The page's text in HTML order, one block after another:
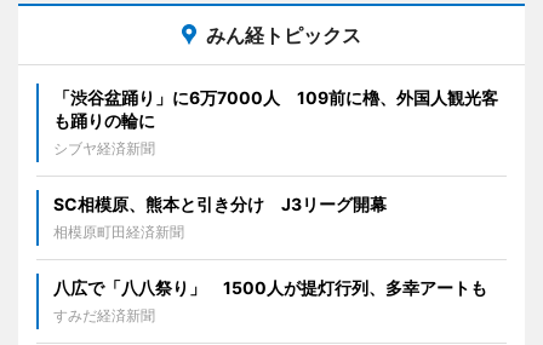
みん経トピックス
「渋谷盆踊り」に6万7000人 109前に櫓、外国人観光客
も踊りの輪に
シブヤ経済新聞
SC相模原、熊本と引き分け J3リーグ開幕
相模原町田経済新聞
八広で「八八祭り」 1500人が提灯行列、多幸アートも
すみだ経済新聞